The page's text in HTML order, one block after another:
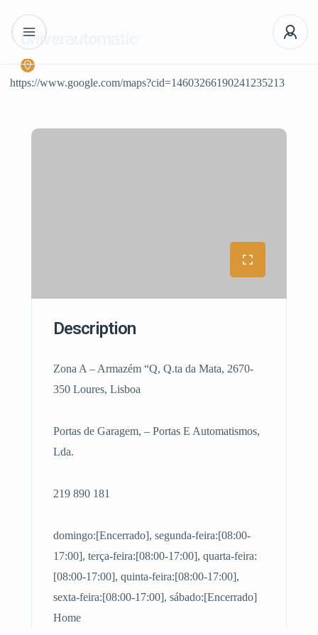
Univerautomatic
https://www.google.com/maps?cid=14603266190241235213
Description
Zona A – Armazém “Q, Q.ta da Mata, 2670-
350 Loures, Lisboa
Portas de Garagem, – Portas E Automatismos,
Lda.
219 890 181
domingo:[Encerrado], segunda-feira:[08:00-
17:00], terça-feira:[08:00-17:00], quarta-feira:
[08:00-17:00], quinta-feira:[08:00-17:00],
sexta-feira:[08:00-17:00], sábado:[Encerrado]
Home